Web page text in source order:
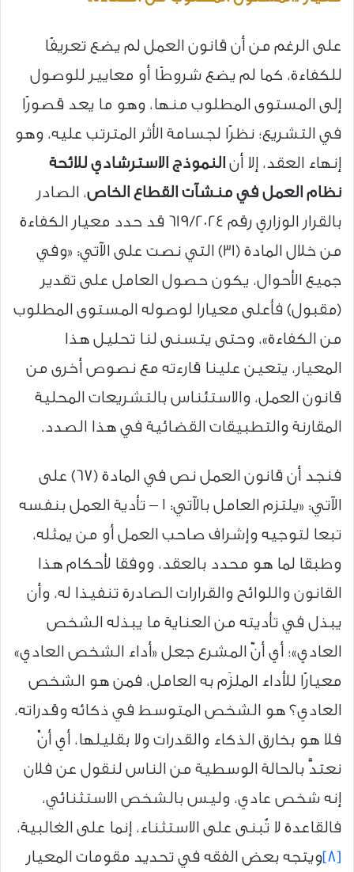
على الرغم من أن قانون العمل لم يضع تعريفًا
للكفاءة، كما لم يضع شروطًا أو معايير للوصول
إلى المستوى المطلوب منها، وهو ما يعد قصورًا
في التشريع؛ نظرًا لجسامة الأثر المترتب عليه، وهو
إنهاء العقد، إلا أن النموذج الاسترشادي للائحة
نظام العمل في منشآت القطاع الخاص، الصادر
بالقرار الوزاري رقم 619/2024 قد حدد معيار الكفاءة
من خلال المادة (31) التي نصت على الآتي: «وفي
جميع الأحوال، يكون حصول العامل على تقدير
(مقبول) فأعلى معيارا لوصوله المستوى المطلوب
من الكفاءة»، وحتى يتسنى لنا تحليل هذا
المعيار، يتعين علينا قارءته مع نصوص أخرى من
قانون العمل، والاستئناس بالتشريعات المحلية
المقارنة والتطبيقات القضائية في هذا الصدد.
فنجد أن قانون العمل نص في المادة (67) على
الآتي: «يلتزم العامل بالآتي: ١ – تأدية العمل بنفسه
تبعا لتوجيه وإشراف صاحب العمل أو من يمثله،
وطبقا لما هو محدد بالعقد، ووفقا لأحكام هذا
القانون واللوائح والقرارات الصادرة تنفيذا له، وأن
يبذل في تأديته من العناية ما يبذله الشخص
العادي»؛ أي أنّ المشرع جعل «أداء الشخص العادي»
معيارًا للأداء الملزَم به العامل، فمن هو الشخص
العادي؟ هو الشخص المتوسط في ذكائه وقدراته،
فلا هو بخارق الذكاء والقدرات ولا بقليلها، أي أنْ
نعتدَّ بالحالة الوسطية من الناس لنقول عن فلان
إنه شخص عادي، وليس بالشخص الاستثنائي،
فالقاعدة لا تُبنى على الاستثناء، إنما على الغالبية،
[8]
ويتجه بعض الفقه في تحديد مقومات المعيار